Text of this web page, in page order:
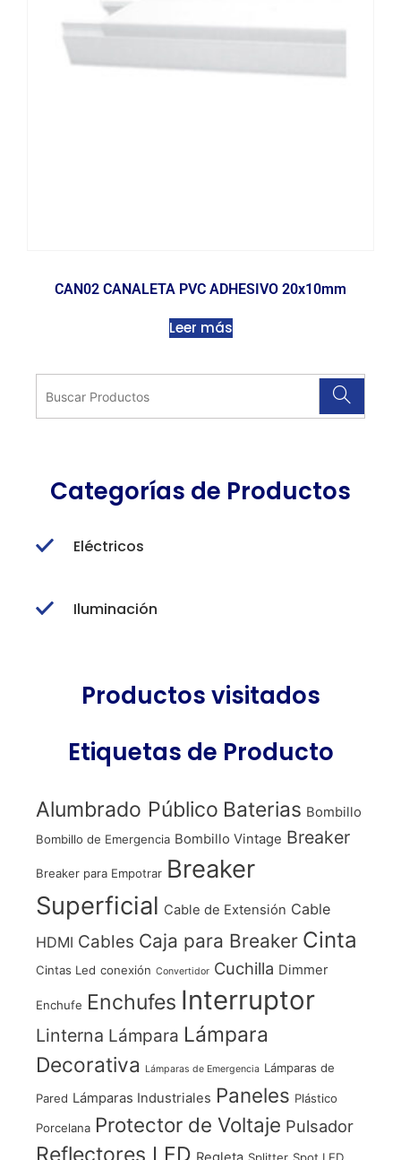
CAN02 CANALETA PVC ADHESIVO 20x10mm
Leer más
Categorías de Productos
Eléctricos
Iluminación
Productos visitados
Etiquetas de Producto
Alumbrado Público Baterias Bombillo
Bombillo de Emergencia Bombillo Vintage Breaker
Breaker para Empotrar Breaker
Superficial Cable de Extensión Cable
HDMI Cables Caja para Breaker Cinta
Cintas Led conexión Convertidor Cuchilla Dimmer
Enchufe Enchufes Interruptor
Linterna Lámpara Lámpara
Decorativa
Lámparas de Emergencia Lámparas de
Pared Lámparas Industriales Paneles Plástico
Porcelana Protector de Voltaje Pulsador
Reflectores LED